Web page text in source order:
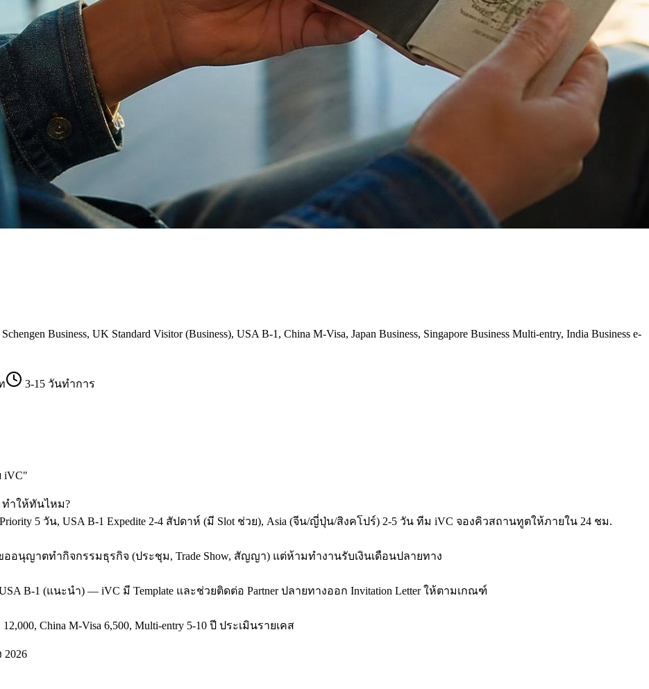
Business, UK Standard Visitor (Business), USA B-1, China M-Visa, Japan Business, Singapore Business Multi-entry, India Business e-
3-15 วันทำการ
iVC"
ทำให้ทันไหม?
Priority 5 วัน, USA B-1 Expedite 2-4 สัปดาห์ (มี Slot ช่วย), Asia (จีน/ญี่ปุ่น/สิงคโปร์) 2-5 วัน ทีม iVC จองคิวสถานทูตให้ภายใน 24 ชม.
ขออนุญาตทำกิจกรรมธุรกิจ (ประชุม, Trade Show, สัญญา) แต่ห้ามทำงานรับเงินเดือนปลายทาง
USA B-1 (แนะนำ) — iVC มี Template และช่วยติดต่อ Partner ปลายทางออก Invitation Letter ให้ตามเกณฑ์
12,000, China M-Visa 6,500, Multi-entry 5-10 ปี ประเมินรายเคส
2026